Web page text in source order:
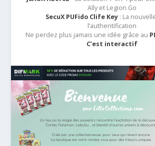
Ally et Legion Go
SecuX PUFido Clife Key : La
l’authentification
Ne perdez plus jamais une idée grâce au
C’est interactif